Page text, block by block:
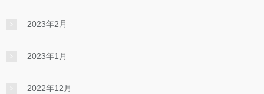
2023年2月
2023年1月
2022年12月